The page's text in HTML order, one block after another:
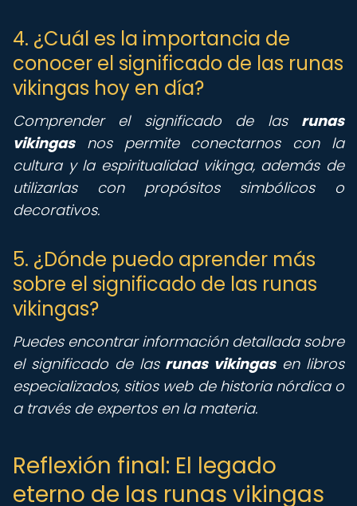
4. ¿Cuál es la importancia de
conocer el significado de las runas
vikingas hoy en día?
Comprender el significado de las runas
vikingasnos permite conectarnos con la
cultura y la espiritualidad vikinga, además de
utilizarlas con propósitos simbólicos o
decorativos.
5. ¿Dónde puedo aprender más
sobre el significado de las runas
vikingas?
Puedes encontrar información detallada sobre
el significado de las runas vikingasen libros
especializados, sitios web de historia nórdica o
a través de expertos en la materia.
Reflexión final: El legado
eterno de las runas vikingas